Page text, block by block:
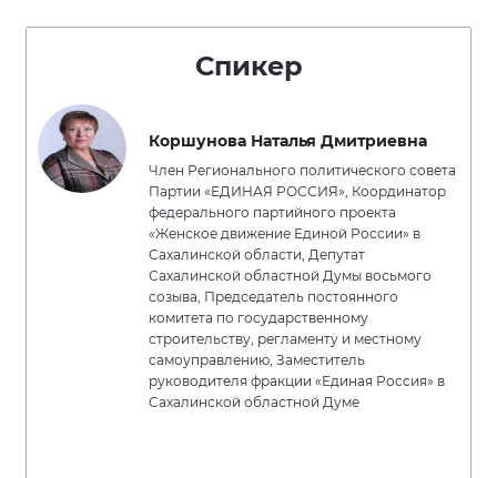
Спикер
Коршунова Наталья Дмитриевна
Член Регионального политического совета
Партии «ЕДИНАЯ РОССИЯ», Координатор
федерального партийного проекта
«Женское движение Единой России» в
Сахалинской области, Депутат
Сахалинской областной Думы восьмого
созыва, Председатель постоянного
комитета по государственному
строительству, регламенту и местному
самоуправлению, Заместитель
руководителя фракции «Единая Россия» в
Сахалинской областной Думе